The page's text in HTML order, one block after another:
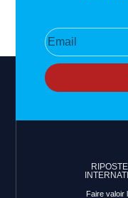
RIPOSTE
Faire valoir